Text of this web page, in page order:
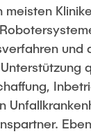
meisten